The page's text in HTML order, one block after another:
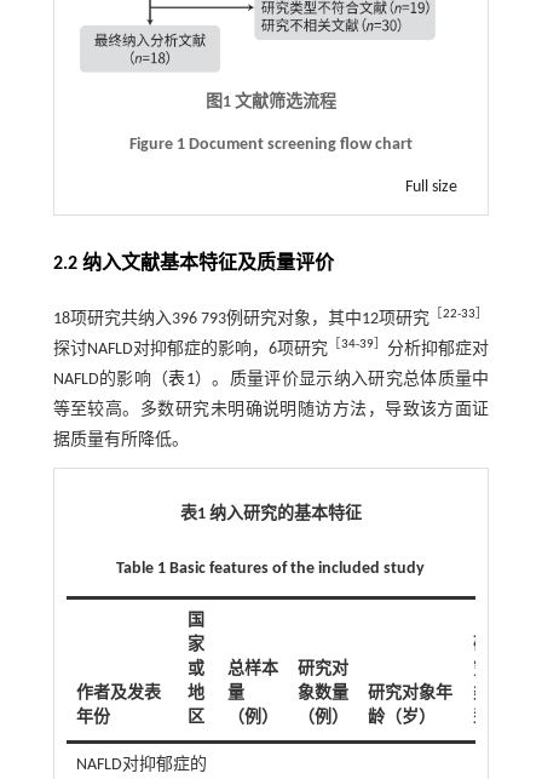
图1 文献筛选流程
Figure 1 Document screening flow chart
Full size
2.2 纳入文献基本特征及质量评价
18项研究共纳入396 793例研究对象，其中12项研究 ［22-33
探讨NAFLD对抑郁症的影响，6项研究 ［34-39 ］分析抑郁症对
NAFLD的影响（表1）。质量评价显示纳入研究总体质量中
等至较高。多数研究未明确说明随访方法，导致该方面证
据质量有所降低。
表1 纳入研究的基本特征
Table 1 Basic features of the included study
作者及发表
年份
国
家
或
地
区
总样本
量
（例）
研究对
象数量
（例）
研究对象年
龄（岁）
研
究
类
型
NAFLD对抑郁症的